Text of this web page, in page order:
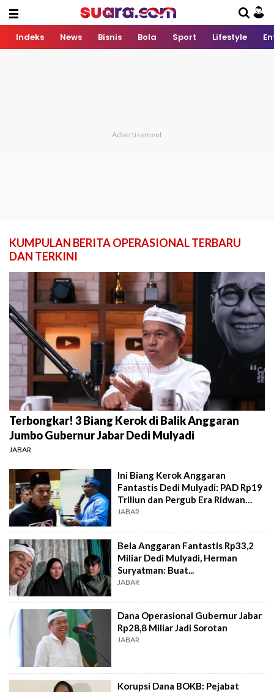
Indeks News Bisnis Bola Sport Lifestyle
KUMPULAN BERITA OPERASIONAL TERBARU
DAN TERKINI
Terbongkar! 3 Biang Kerok di Balik Anggaran
Jumbo Gubernur Jabar Dedi Mulyadi
JABAR
Ini Biang Kerok Anggaran
Fantastis Dedi Mulyadi: PAD Rp19
Triliun dan Pergub Era Ridwan
Kamil
JABAR
Bela Anggaran Fantastis Rp33,2
Miliar Dedi Mulyadi, Herman
Suryatman: Buat...
JABAR
Dana Operasional Gubernur Jabar
Rp28,8 Miliar Jadi Sorotan
JABAR
Korupsi Dana BOKB: Pejabat